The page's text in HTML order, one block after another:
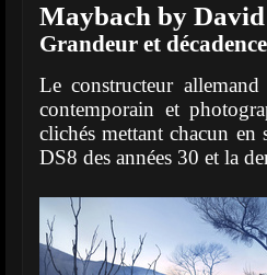
Maybach by
Grandeur et
Le constructeur
contemporain et
clichés mettant chacun en
DS8 des années 30 et la